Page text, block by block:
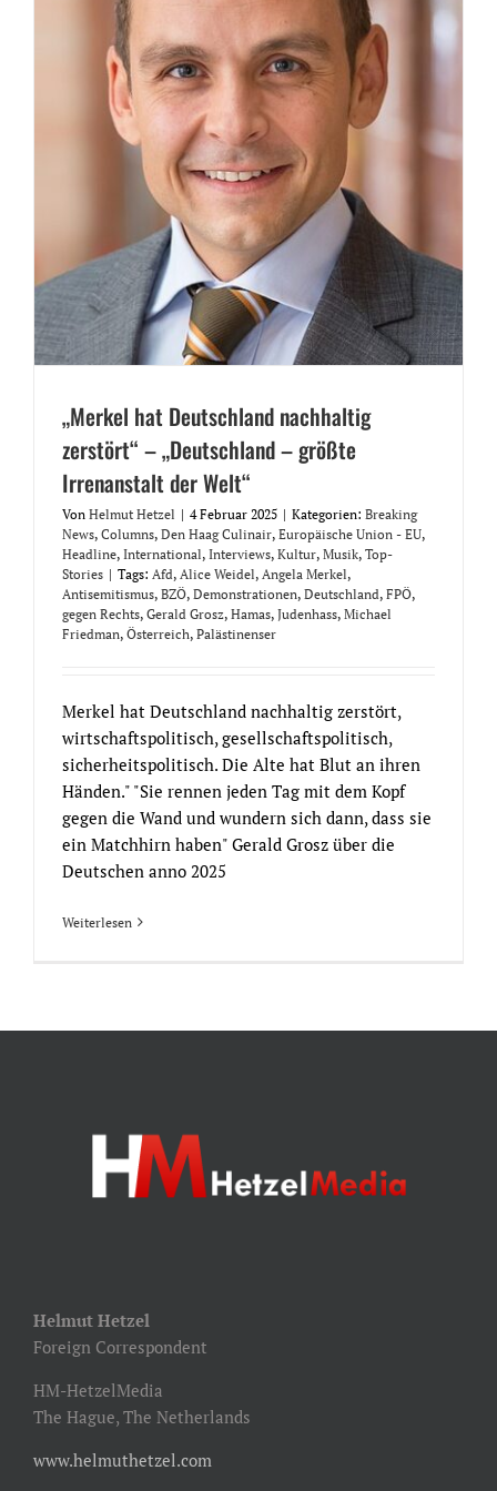
„Merkel hat Deutschland nachhaltig
zerstört“ – „Deutschland – größte
Irrenanstalt der Welt“
Von Helmut Hetzel | 4 Februar 2025 | Kategorien: Breaking
News, Columns, Den Haag Culinair, Europäische Union - EU,
Headline, International, Interviews, Kultur, Musik, Top-
Stories | Tags: Afd, Alice Weidel, Angela Merkel,
Antisemitismus, BZÖ, Demonstrationen, Deutschland, FPÖ,
gegen Rechts, Gerald Grosz, Hamas, Judenhass, Michael
Friedman, Österreich, Palästinenser
Merkel hat Deutschland nachhaltig zerstört,
wirtschaftspolitisch, gesellschaftspolitisch,
sicherheitspolitisch. Die Alte hat Blut an ihren
Händen." "Sie rennen jeden Tag mit dem Kopf
gegen die Wand und wundern sich dann, dass sie
ein Matchhirn haben" Gerald Grosz über die
Deutschen anno 2025
Weiterlesen
Helmut Hetzel
Foreign Correspondent
HM-HetzelMedia
The Hague, The Netherlands
www.helmuthetzel.com